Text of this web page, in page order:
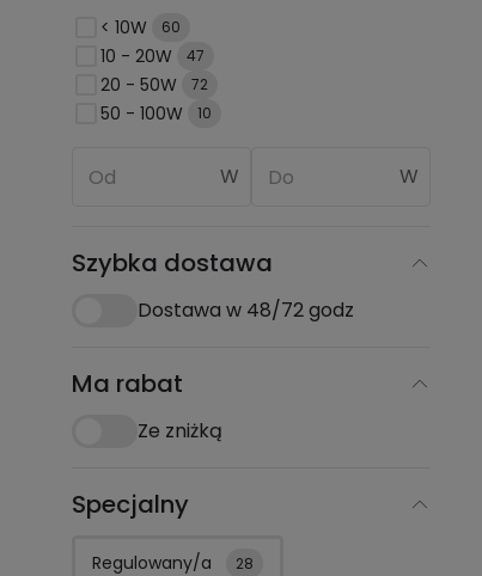
< 10W 60
10 - 20W 47
20 - 50W 72
50 - 100W 10
W W
Szybka dostawa
Dostawa w 48/72 godz
Ma rabat
Ze zniżką
Specjalny
Regulowany/a 28